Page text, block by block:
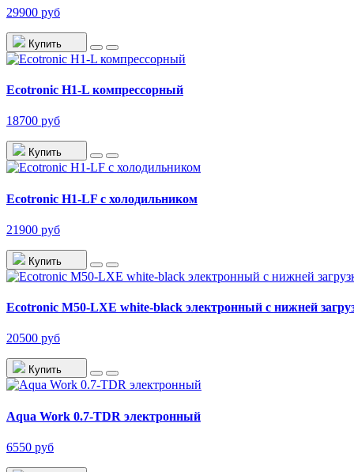
29900 руб
Купить
Ecotronic H1-L компрессорный
18700 руб
Купить
Ecotronic H1-LF с холодильником
21900 руб
Купить
Ecotronic M50-LXE white-black электронный с нижней
20500 руб
Купить
Aqua Work 0.7-TDR электронный
6550 руб